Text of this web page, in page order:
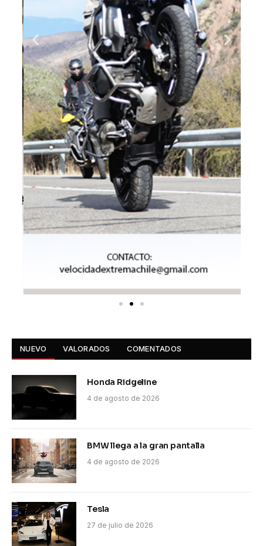
NUEVO VALORADOS COMENTADOS
Honda Ridgeline
4 de agosto de 2026
BMW llega a la gran pantalla
4 de agosto de 2026
Tesla
27 de julio de 2026